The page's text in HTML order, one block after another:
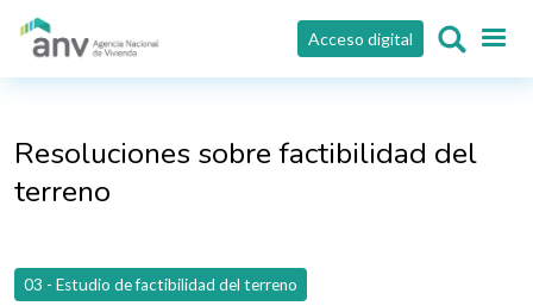
Pasar al contenido principal
Acceso digital
Resoluciones sobre factibilidad del
terreno
03 - Estudio de factibilidad del terreno